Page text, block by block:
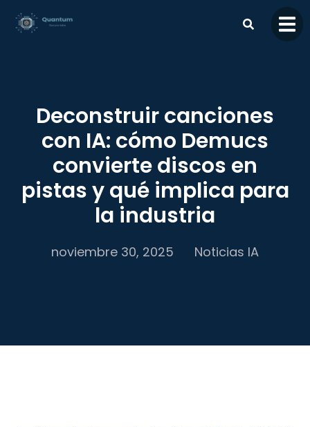
contenido
Deconstruir canciones
con IA: cómo Demucs
convierte discos en
pistas y qué implica para
la industria
noviembre 30, 2025 Noticias IA